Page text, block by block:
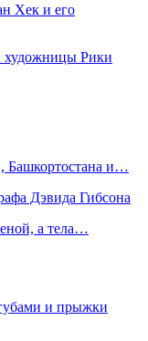
Хек и его
художницы Рики
Башкортостана и…
Дэвида Гибсона
а тела…
и прыжки